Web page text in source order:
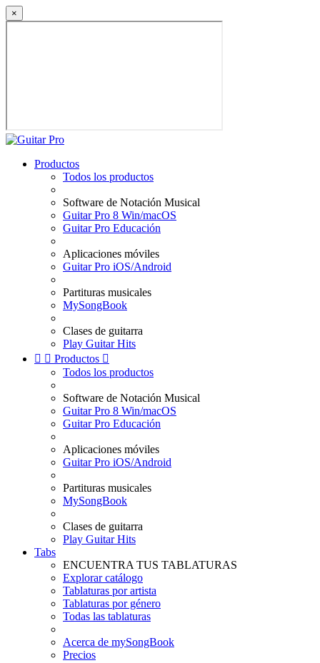
×
Productos
Todos los productos
Software de Notación Musical
Guitar Pro 8 Win/macOS
Guitar Pro Educación
Aplicaciones móviles
Guitar Pro iOS/Android
Partituras musicales
MySongBook
Clases de guitarra
Play Guitar Hits
  Productos 
Todos los productos
Software de Notación Musical
Guitar Pro 8 Win/macOS
Guitar Pro Educación
Aplicaciones móviles
Guitar Pro iOS/Android
Partituras musicales
MySongBook
Clases de guitarra
Play Guitar Hits
Tabs
ENCUENTRA TUS TABLATURAS
Explorar catálogo
Tablaturas por artista
Tablaturas por género
Todas las tablaturas
Acerca de mySongBook
Precios